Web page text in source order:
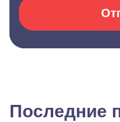
Последние